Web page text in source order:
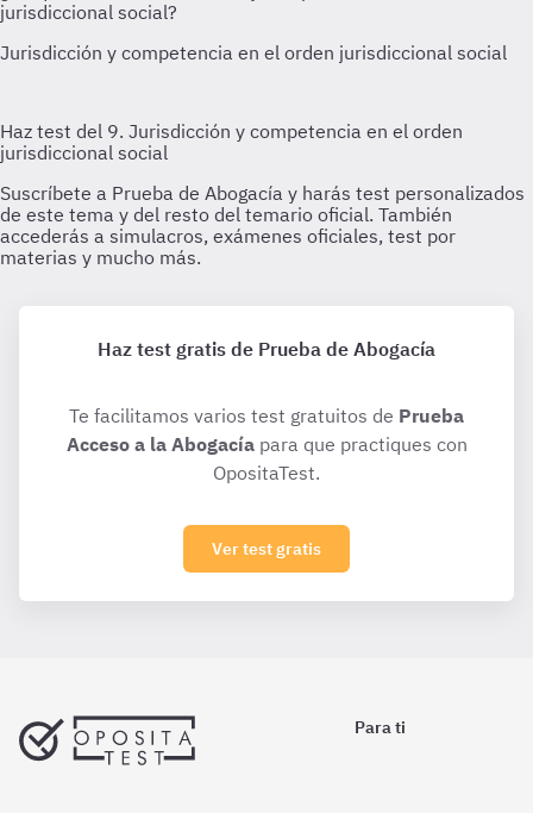
Haz test gratis de Prueba de Abogacía
Te facilitamos varios test gratuitos de Prueba
Acceso a la Abogacíapara que practiques con
OpositaTest.
Ver test gratis
Para ti